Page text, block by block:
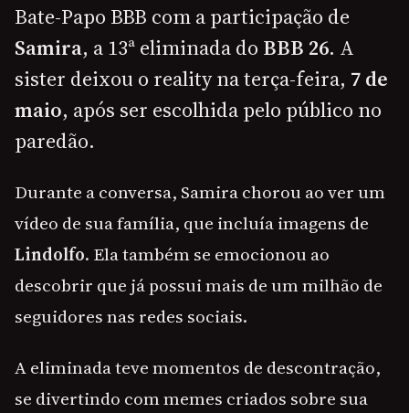
Bate-Papo BBB com a participação de
Samira, a 13ª eliminada do BBB 26. A
sister deixou o reality na terça-feira, 7 de
maio, após ser escolhida pelo público no
paredão.
Durante a conversa, Samira chorou ao ver um
vídeo de sua família, que incluía imagens de
Lindolfo. Ela também se emocionou ao
descobrir que já possui mais de um milhão de
seguidores nas redes sociais.
A eliminada teve momentos de descontração,
se divertindo com memes criados sobre sua